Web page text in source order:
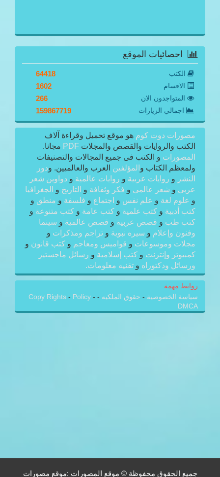
احصائيات الموقع
الكتب 64418
الاقسام 1602
المتواجدون الان 266
اجمالي الزيارات 159867719
مصورات دوت كوم هو موقع تحميل وقراءة آلاف
الكتب والروايات والقصص والمجلات PDF مجانا.
المصورات و الكتب فى جميع المجالات والتصنيفات
ولمعظم الكتاب و المؤلفين العرب والعالميين. ودور
النشر و روايات عربية و روايات عالمية و دواوين شعر
عربى و شعر عالمى و فكر وثقافة و التاريخ و الجغرافيا
و علوم لغة و علم نفس و اجتماع و فلسفة و منطق و
كتب أدبية و كتب علمية و كتب عامة و كتب متنوعة و
كتب طب و قصص عربية و قصص عالمية و سينما
وفنون وإعلام و سيره نبوية و تراجم ومذكرات و
مجلات وموسوعات و قواميس ومعاجم و كتب قانون و
كمبيوتر وإنترنت و كتب إسلامية و رسائل ماجستير
ورسائل ودكتوراه و تقنيه معلومات.
روابط مهمة
سياسة الخصوصية - حقوق الملكيه -
Copy Rights - Policy -
DMCA
جميع الحقوق محفوظة © موقع المصورات :موقع مصورات